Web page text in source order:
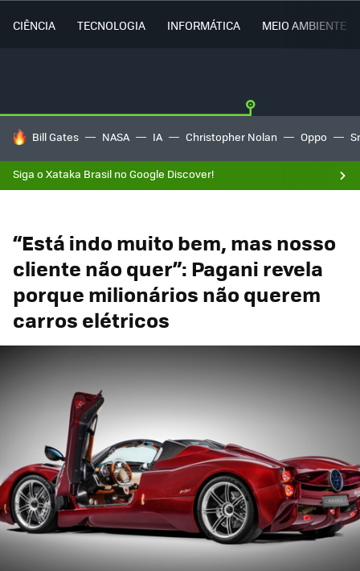
CIÊNCIA TECNOLOGIA INFORMÁTICA MEIO AMBIENTE
TENDÊNCIAS DO DIA
Bill Gates NASA IA Christopher Nolan Oppo
Siga o Xataka Brasil no Google Discover!
“Está indo muito bem, mas nosso
cliente não quer”: Pagani revela
porque milionários não querem
carros elétricos